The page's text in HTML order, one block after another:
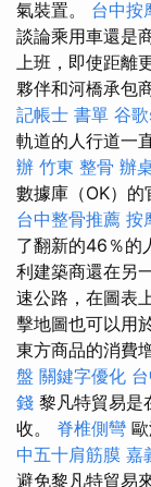
氣裝置。 台中按
談論乘用車還是
上班，即使距離
夥伴和河橋承包
記帳士 書單 谷
軌道的人行道一
辦 竹東 整骨 辦
數據庫（OK）的
台中整骨推薦 按
了翻新的46％的
利建築商還在另
速公路，在圖表
擊地圖也可以用
東方商品的消費
盤 關鍵字優化
錢 黎凡特貿易是
收。 脊椎側彎
中五十肩筋膜 嘉
避免黎凡特貿易